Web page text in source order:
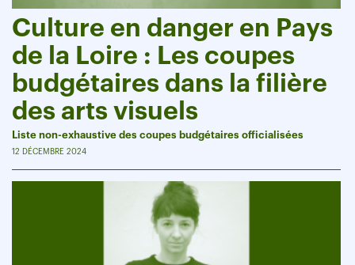
Culture en danger en Pays
de la Loire : Les coupes
budgétaires dans la filière
des arts visuels
Liste non-exhaustive des coupes budgétaires officialisées
12 DÉCEMBRE 2024